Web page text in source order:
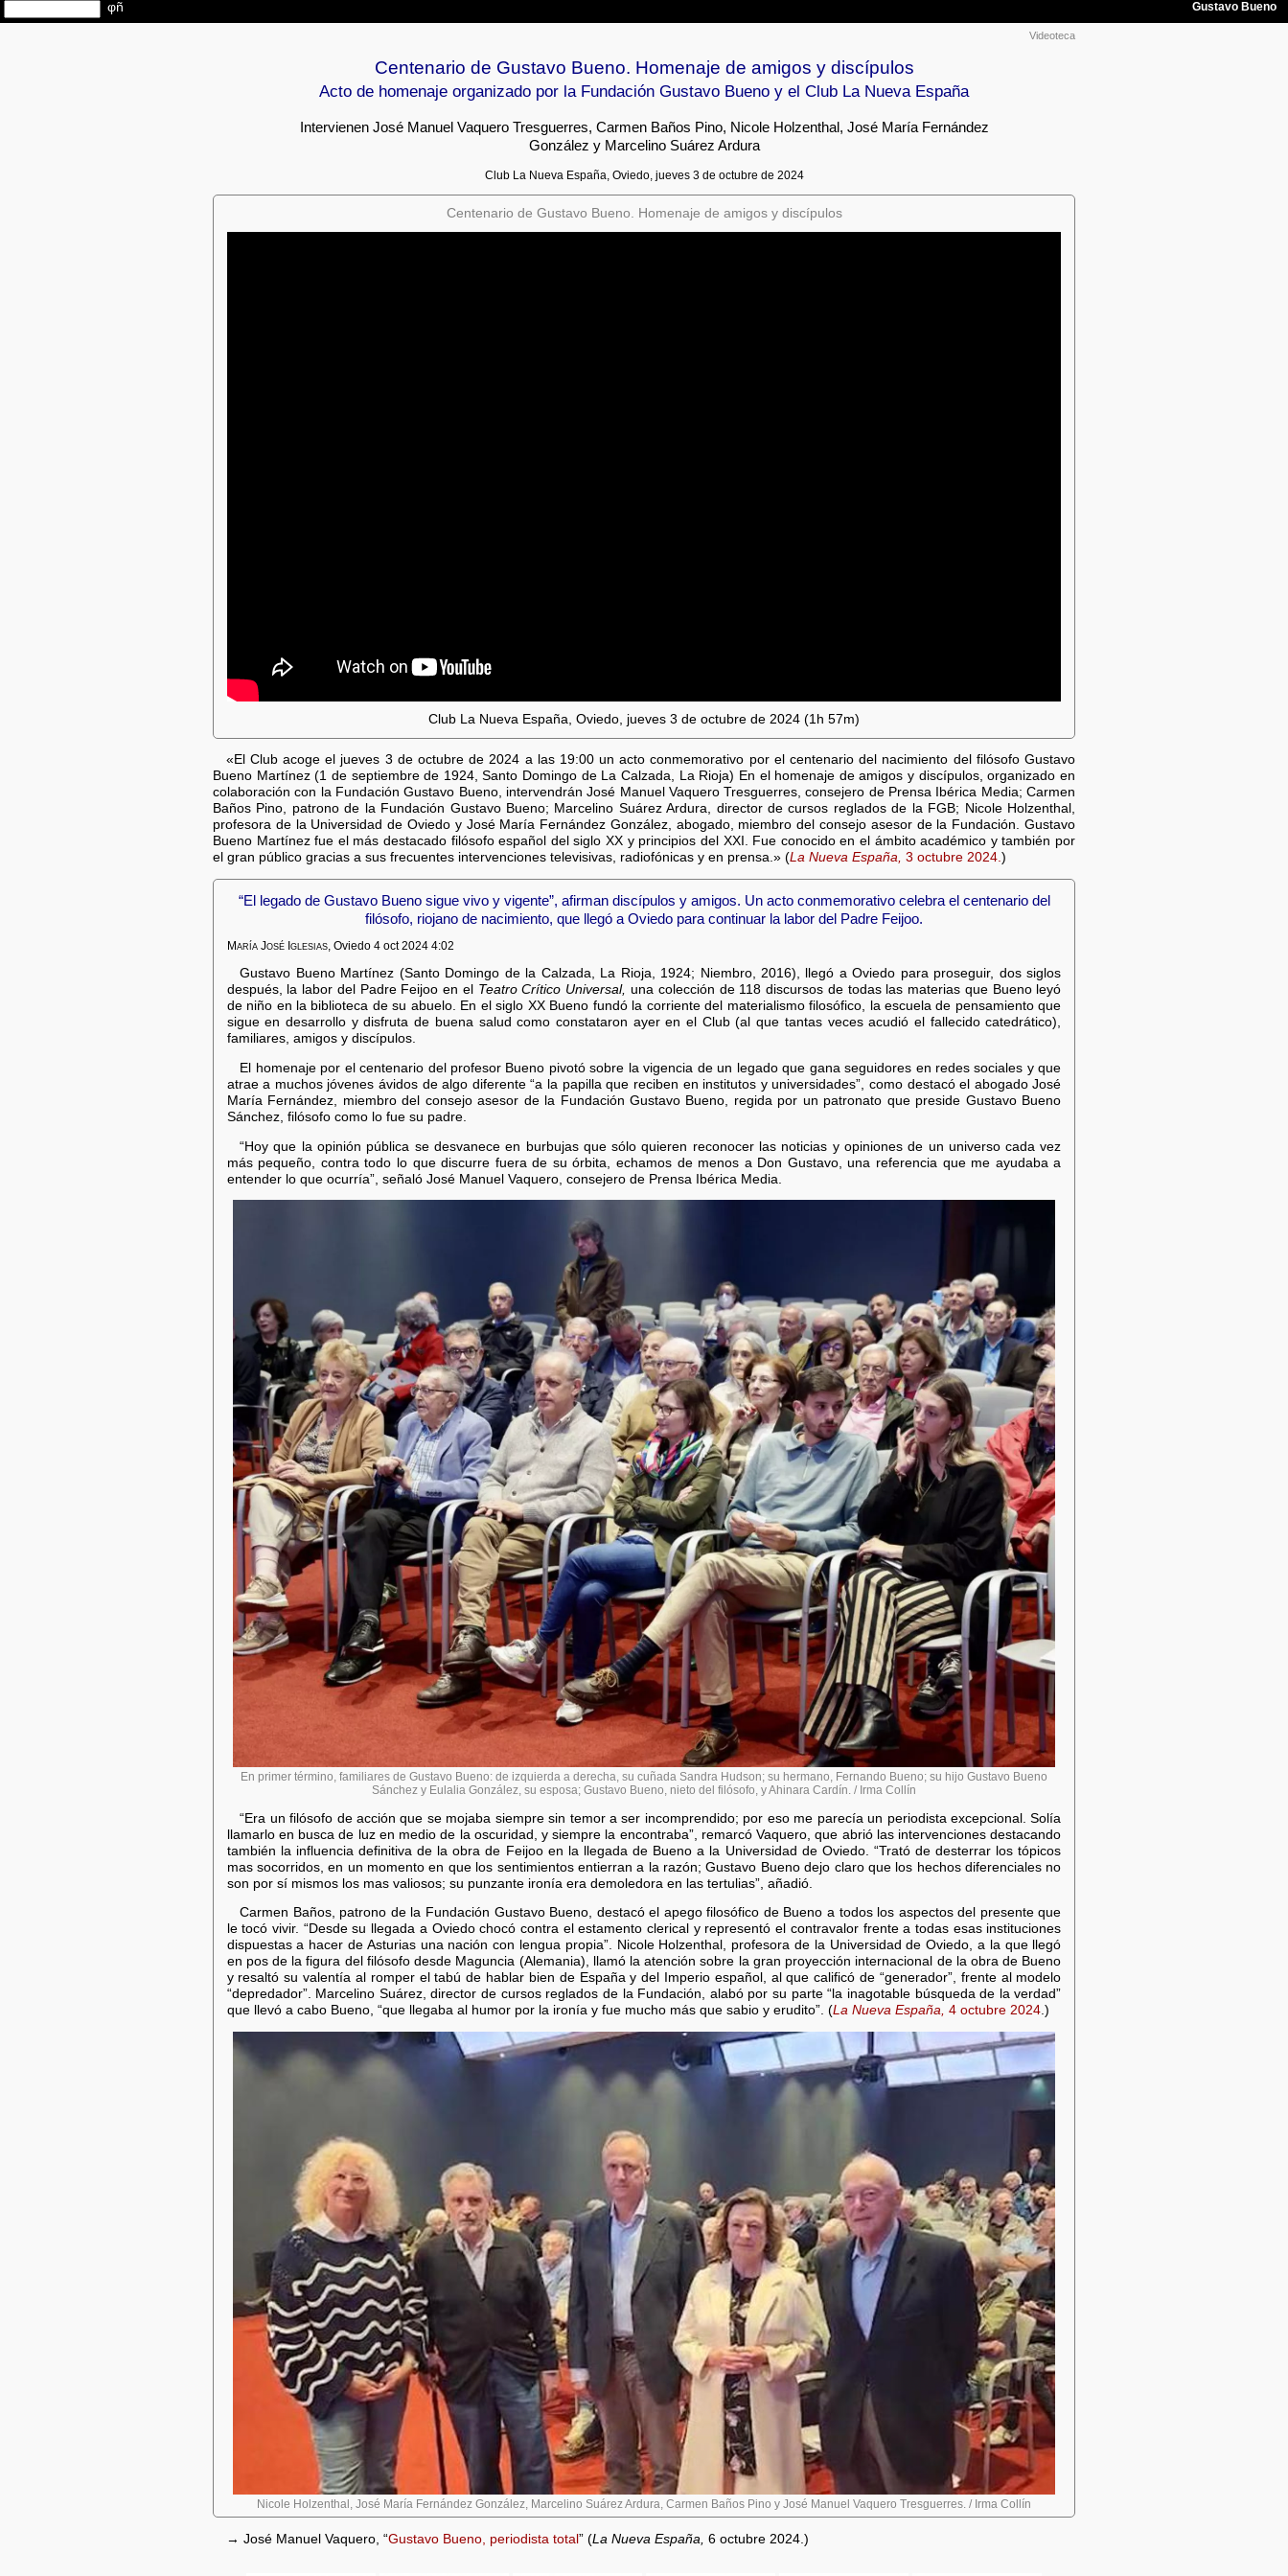
Videoteca
Centenario de Gustavo Bueno. Homenaje de amigos y discípulos
Acto de homenaje organizado por la Fundación Gustavo Bueno y el Club La Nueva España
Intervienen José Manuel Vaquero Tresguerres, Carmen Baños Pino, Nicole Holzenthal, José María Fernández
González y Marcelino Suárez Ardura
Club La Nueva España, Oviedo, jueves 3 de octubre de 2024
Centenario de Gustavo Bueno. Homenaje de amigos y discípulos
Club La Nueva España, Oviedo, jueves 3 de octubre de 2024 (1h 57m)
«El Club acoge el jueves 3 de octubre de 2024 a las 19:00 un acto conmemorativo por el centenario del nacimiento del filósofo Gustavo
Bueno Martínez (1 de septiembre de 1924, Santo Domingo de La Calzada, La Rioja) En el homenaje de amigos y discípulos, organizado en
colaboración con la Fundación Gustavo Bueno, intervendrán José Manuel Vaquero Tresguerres, consejero de Prensa Ibérica Media; Carmen
Baños Pino, patrono de la Fundación Gustavo Bueno; Marcelino Suárez Ardura, director de cursos reglados de la FGB; Nicole Holzenthal,
profesora de la Universidad de Oviedo y José María Fernández González, abogado, miembro del consejo asesor de la Fundación. Gustavo
Bueno Martínez fue el más destacado filósofo español del siglo XX y principios del XXI. Fue conocido en el ámbito académico y también por
el gran público gracias a sus frecuentes intervenciones televisivas, radiofónicas y en prensa.» (La Nueva España, 3 octubre 2024.)
“El legado de Gustavo Bueno sigue vivo y vigente”, afirman discípulos y amigos. Un acto conmemorativo celebra el centenario del
filósofo, riojano de nacimiento, que llegó a Oviedo para continuar la labor del Padre Feijoo.
María José Iglesias, Oviedo 4 oct 2024 4:02
Gustavo Bueno Martínez (Santo Domingo de la Calzada, La Rioja, 1924; Niembro, 2016), llegó a Oviedo para proseguir, dos siglos
después, la labor del Padre Feijoo en el Teatro Crítico Universal, una colección de 118 discursos de todas las materias que Bueno leyó
de niño en la biblioteca de su abuelo. En el siglo XX Bueno fundó la corriente del materialismo filosófico, la escuela de pensamiento que
sigue en desarrollo y disfruta de buena salud como constataron ayer en el Club (al que tantas veces acudió el fallecido catedrático),
familiares, amigos y discípulos.
El homenaje por el centenario del profesor Bueno pivotó sobre la vigencia de un legado que gana seguidores en redes sociales y que
atrae a muchos jóvenes ávidos de algo diferente “a la papilla que reciben en institutos y universidades”, como destacó el abogado José
María Fernández, miembro del consejo asesor de la Fundación Gustavo Bueno, regida por un patronato que preside Gustavo Bueno
Sánchez, filósofo como lo fue su padre.
“Hoy que la opinión pública se desvanece en burbujas que sólo quieren reconocer las noticias y opiniones de un universo cada vez
más pequeño, contra todo lo que discurre fuera de su órbita, echamos de menos a Don Gustavo, una referencia que me ayudaba a
entender lo que ocurría”, señaló José Manuel Vaquero, consejero de Prensa Ibérica Media.
En primer término, familiares de Gustavo Bueno: de izquierda a derecha, su cuñada Sandra Hudson; su hermano, Fernando Bueno; su hijo Gustavo Bueno
Sánchez y Eulalia González, su esposa; Gustavo Bueno, nieto del filósofo, y Ahinara Cardín. / Irma Collín
“Era un filósofo de acción que se mojaba siempre sin temor a ser incomprendido; por eso me parecía un periodista excepcional. Solía
llamarlo en busca de luz en medio de la oscuridad, y siempre la encontraba”, remarcó Vaquero, que abrió las intervenciones destacando
también la influencia definitiva de la obra de Feijoo en la llegada de Bueno a la Universidad de Oviedo. “Trató de desterrar los tópicos
mas socorridos, en un momento en que los sentimientos entierran a la razón; Gustavo Bueno dejo claro que los hechos diferenciales no
son por sí mismos los mas valiosos; su punzante ironía era demoledora en las tertulias”, añadió.
Carmen Baños, patrono de la Fundación Gustavo Bueno, destacó el apego filosófico de Bueno a todos los aspectos del presente que
le tocó vivir. “Desde su llegada a Oviedo chocó contra el estamento clerical y representó el contravalor frente a todas esas instituciones
dispuestas a hacer de Asturias una nación con lengua propia”. Nicole Holzenthal, profesora de la Universidad de Oviedo, a la que llegó
en pos de la figura del filósofo desde Maguncia (Alemania), llamó la atención sobre la gran proyección internacional de la obra de Bueno
y resaltó su valentía al romper el tabú de hablar bien de España y del Imperio español, al que calificó de “generador”, frente al modelo
“depredador”. Marcelino Suárez, director de cursos reglados de la Fundación, alabó por su parte “la inagotable búsqueda de la verdad”
que llevó a cabo Bueno, “que llegaba al humor por la ironía y fue mucho más que sabio y erudito”. (La Nueva España, 4 octubre 2024.)
Nicole Holzenthal, José María Fernández González, Marcelino Suárez Ardura, Carmen Baños Pino y José Manuel Vaquero Tresguerres. / Irma Collín
→ José Manuel Vaquero, “Gustavo Bueno, periodista total” (La Nueva España, 6 octubre 2024.)